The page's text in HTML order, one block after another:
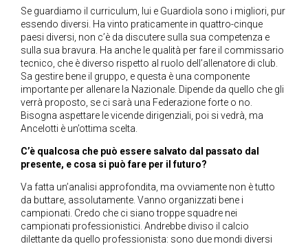
Se guardiamo il curriculum, lui e Guardiola sono i migliori, pur
essendo diversi. Ha vinto praticamente in quattro-cinque
paesi diversi, non c’è da discutere sulla sua competenza e
sulla sua bravura. Ha anche le qualità per fare il commissario
tecnico, che è diverso rispetto al ruolo dell’allenatore di club.
Sa gestire bene il gruppo, e questa è una componente
importante per allenare la Nazionale. Dipende da quello che gli
verrà proposto, se ci sarà una Federazione forte o no.
Bisogna aspettare le vicende dirigenziali, poi si vedrà, ma
Ancelotti è un’ottima scelta.
C’è qualcosa che può essere salvato dal passato dal
presente, e cosa si può fare per il futuro?
Va fatta un’analisi approfondita, ma ovviamente non è tutto
da buttare, assolutamente. Vanno organizzati bene i
campionati. Credo che ci siano troppe squadre nei
campionati professionistici. Andrebbe diviso il calcio
dilettante da quello professionista: sono due mondi diversi